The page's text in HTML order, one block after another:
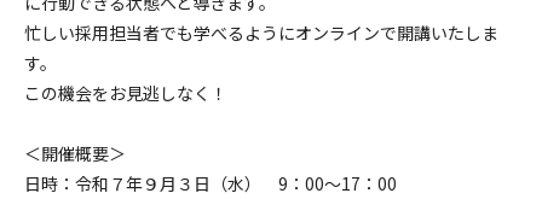
忙しい採用担当者でも学べるようにオンラインで開講いたしま
す。
この機会をお見逃しなく！
＜開催概要＞
日時：令和７年９月３日（水） 9：00～17：00